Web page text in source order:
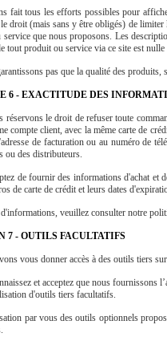
fait tous les efforts possibles pour
droit (mais sans y être obligés) de
que nous proposons. Les
tout produit ou service via ce site est
pas que la qualité des produits,
6 - EXACTITUDE DES
réservons le droit de refuser toute
compte client, avec la même carte de
de facturation ou au numéro de
ou des distributeurs.
de fournir des informations d'achat et
de carte de crédit et leurs dates
veuillez consulter notre
7 - OUTILS FACULTATIFS
vous donner accès à des outils tiers
et acceptez que nous fournissons
d'outils tiers facultatifs.
par vous des outils optionnels